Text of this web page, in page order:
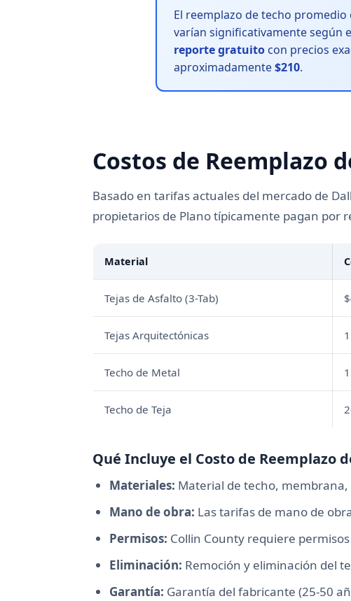
El reemplazo de techo promedio
varían significativamente según
reporte gratuito con precios
aproximadamente$210.
Costos de Reemplazo
Basado en tarifas actuales del mercado de
propietarios de Plano típicamente pagan por
Material
Tejas de Asfalto (3-Tab)
Tejas Arquitectónicas
Techo de Metal
Techo de Teja
Qué Incluye el Costo de Reemplazo
Materiales: Material de techo,
Mano de obra: Las tarifas de mano de
Permisos: Collin County requiere
Eliminación: Remoción y eliminación del
Garantía: Garantía del fabricante (25-50